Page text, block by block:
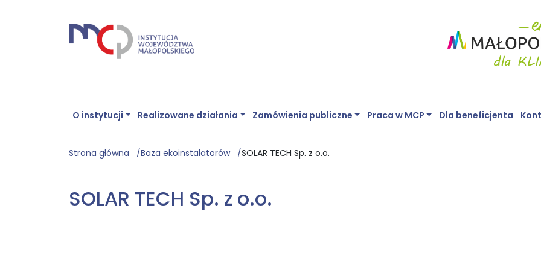
O instytucji Realizowane działania Zamówienia publiczne Praca w MCP Dla beneficjenta
Strona główna Baza ekoinstalatorów SOLAR TECH Sp. z o.o.
SOLAR TECH Sp. z o.o.